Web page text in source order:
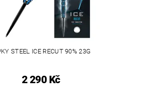
STEEL ICE RECUT 90% 23G
2 290 Kč